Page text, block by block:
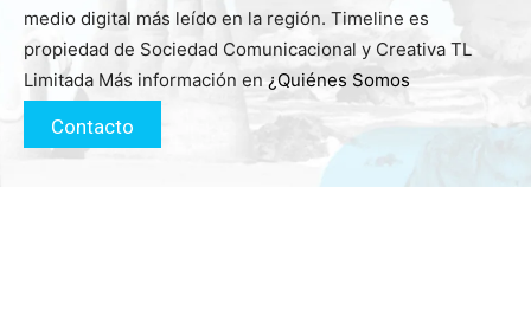
medio digital más leído en la región. Timeline es
propiedad de Sociedad Comunicacional y Creativa TL
Limitada Más información en ¿Quiénes Somos
Contacto